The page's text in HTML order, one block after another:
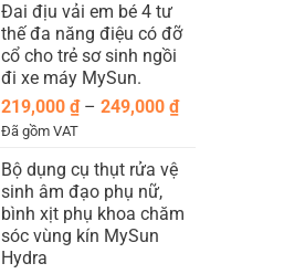
166,000 ₫.
Đai địu vải em bé 4 tư
thế đa năng điệu có đỡ
cổ cho trẻ sơ sinh ngồi
đi xe máy MySun.
219,000 ₫ – 249,000 ₫Khoảng
249,000 ₫
Đã gồm VAT
Bộ dụng cụ thụt rửa vệ
sinh âm đạo phụ nữ,
bình xịt phụ khoa chăm
sóc vùng kín MySun
Hydra